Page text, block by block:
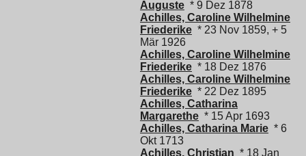
Auguste * 9 Dez 1878
Achilles, Caroline Wilhelmine
Friederike * 23 Nov 1859, + 5
Mär 1926
Achilles, Caroline Wilhelmine
Friederike * 18 Dez 1876
Achilles, Caroline Wilhelmine
Friederike * 22 Dez 1895
Achilles, Catharina
Margarethe * 15 Apr 1693
Achilles, Catharina Marie * 6
Okt 1713
Achilles, Christian * 18 Jan